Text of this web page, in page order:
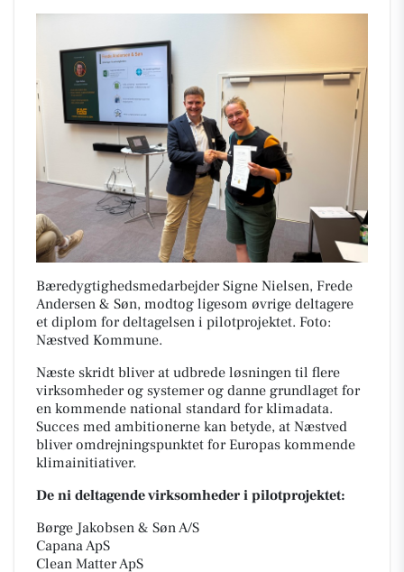
Bæredygtighedsmedarbejder Signe Nielsen, Frede
Andersen & Søn, modtog ligesom øvrige deltagere
et diplom for deltagelsen i pilotprojektet. Foto:
Næstved Kommune.
Næste skridt bliver at udbrede løsningen til flere
virksomheder og systemer og danne grundlaget for
en kommende national standard for klimadata.
Succes med ambitionerne kan betyde, at Næstved
bliver omdrejningspunktet for Europas kommende
klimainitiativer.
De ni deltagende virksomheder i pilotprojektet:
Børge Jakobsen & Søn A/S
Capana ApS
Clean Matter ApS